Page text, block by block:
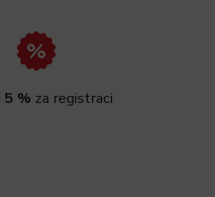
5 % za registraci